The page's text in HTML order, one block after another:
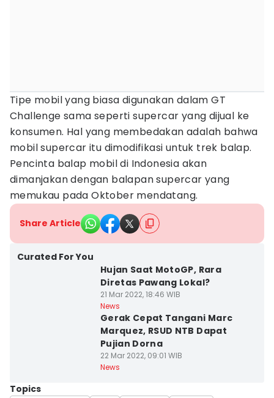
Tipe mobil yang biasa digunakan dalam GT
Challenge sama seperti supercar yang dijual ke
konsumen. Hal yang membedakan adalah bahwa
mobil supercar itu dimodifikasi untuk trek balap.
Pencinta balap mobil di Indonesia akan
dimanjakan dengan balapan supercar yang
memukau pada Oktober mendatang.
Share Article
Curated For You
Hujan Saat MotoGP, Rara
Diretas Pawang Lokal?
21 Mar 2022, 18:46 WIB
News
Gerak Cepat Tangani Marc
Marquez, RSUD NTB Dapat
Pujian Dorna
22 Mar 2022, 09:01 WIB
News
Topics